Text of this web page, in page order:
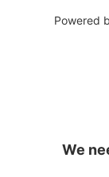
Powered
We